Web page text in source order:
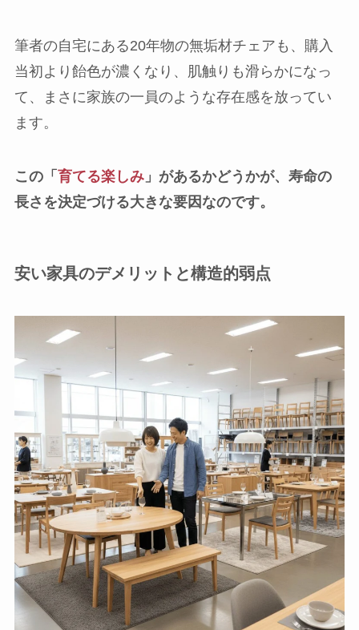
筆者の自宅にある20年物の無垢材チェアも、購入
当初より飴色が濃くなり、肌触りも滑らかになっ
て、まさに家族の一員のような存在感を放ってい
ます。
この「 育てる楽しみ」があるかどうかが、寿命の
長さを決定づける大きな要因なのです。
安い家具のデメリットと構造的弱点